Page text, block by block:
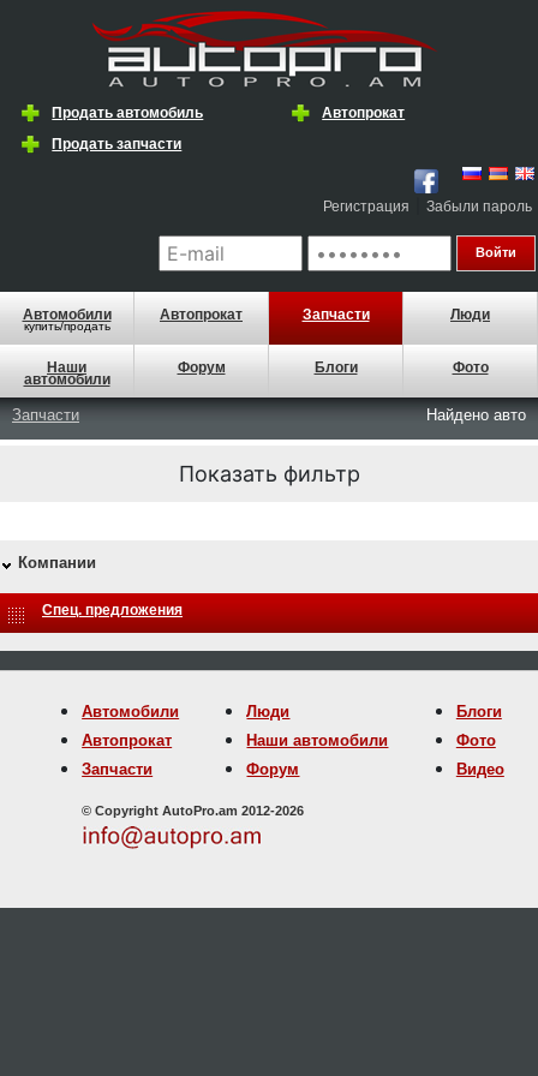
Продать автомобиль
Автопрокат
Продать запчасти
Регистрация Забыли пароль
Автомобили
купить/продать
Автопрокат Запчасти Люди
Наши
автомобили
Форум Блоги Фото
Запчасти Найдено авто
Показать фильтр
Компании
Спец. предложения
Автомобили
Автопрокат
Запчасти
Люди
Наши автомобили
Форум
Блоги
Фото
Видео
© Copyright AutoPro.am 2012-2026